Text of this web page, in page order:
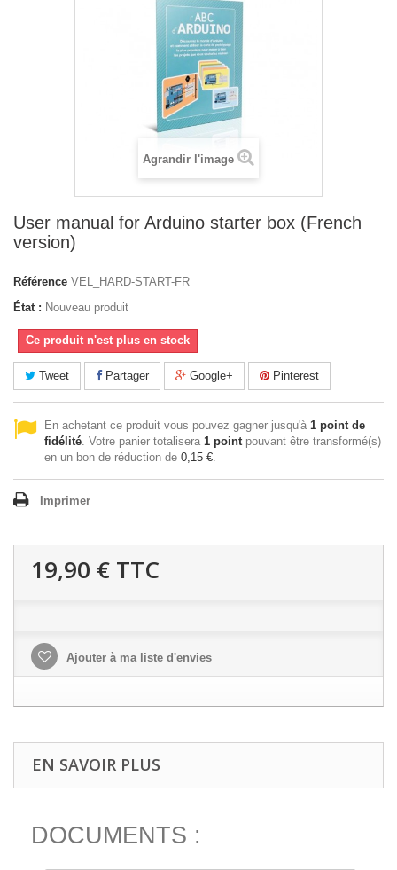
Agrandir l'image
User manual for Arduino starter box (French
version)
Référence VEL_HARD-START-FR
État : Nouveau produit
Ce produit n'est plus en stock
Tweet Partager Google+ Pinterest
En achetant ce produit vous pouvez gagner jusqu'à 1 point de
fidélité. Votre panier totalisera 1 pointpouvant être transformé(s)
en un bon de réduction de 0,15 €.
Imprimer
19,90 € TTC
Ajouter à ma liste d'envies
EN SAVOIR PLUS
DOCUMENTS :